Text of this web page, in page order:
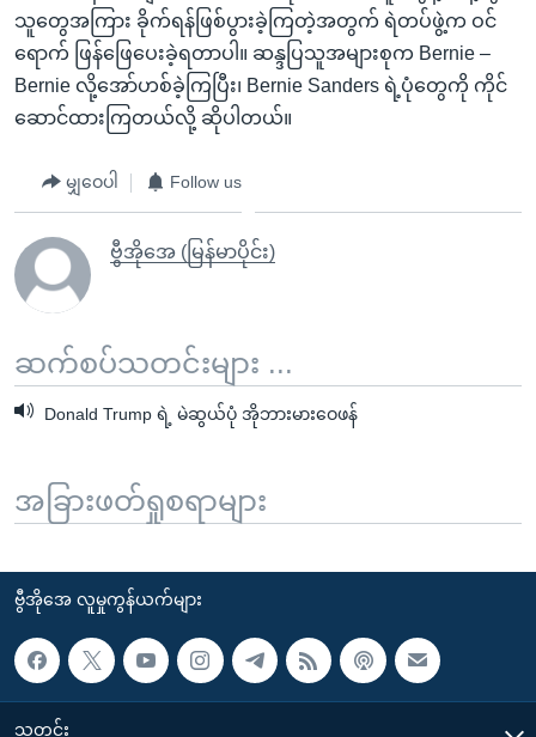
သူတွေအကြား ခိုက်ရန်ဖြစ်ပွားခဲ့ကြတဲ့အတွက် ရဲတပ်ဖွဲ့က ဝင်
ရောက် ဖြန်ဖြေပေးခဲ့ရတာပါ။ ဆန္ဒပြသူအများစုက Bernie –
Bernie လို့အော်ဟစ်ခဲ့ကြပြီး၊ Bernie Sanders ရဲ့ပုံတွေကို ကိုင်
ဆောင်ထားကြတယ်လို့ ဆိုပါတယ်။
မျှဝေပါ Follow us
ဗွီအိုအေ (မြန်မာပိုင်း)
ဆက်စပ်သတင်းများ ...
Donald Trump ရဲ့ မဲဆွယ်ပုံ အိုဘားမားဝေဖန်
အခြားဖတ်ရှုစရာများ
ဗွီအိုအေ လူမှုကွန်ယက်များ
သတင်း